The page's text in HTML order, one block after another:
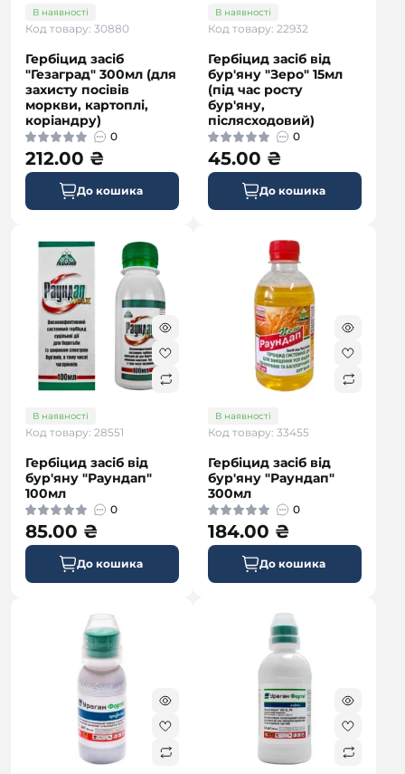
В наявності
Код товару: 30880
Гербіцид засіб
"Гезаград" 300мл (для
захисту посівів
моркви, картоплі,
коріандру)
0
212.00 ₴
До кошика
В наявності
Код товару: 22932
Гербіцид засіб від
бур'яну "Зеро" 15мл
(під час росту
бур'яну,
післясходовий)
0
45.00 ₴
До кошика
В наявності
Код товару: 28551
Гербіцид засіб від
бур'яну "Раундап"
100мл
0
85.00 ₴
До кошика
В наявності
Код товару: 33455
Гербіцид засіб від
бур'яну "Раундап"
300мл
0
184.00 ₴
До кошика